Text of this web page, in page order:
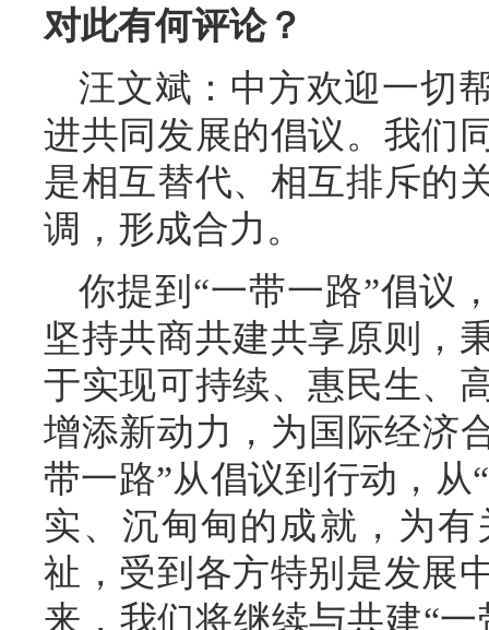
对此有何评论？
汪文斌：中方欢迎一切
进共同发展的倡议。我们
是相互替代、相互排斥的
调，形成合力。
你提到“一带一路”倡议
坚持共商共建共享原则，
于实现可持续、惠民生、
增添新动力，为国际经济
带一路”从倡议到行动，从
实、沉甸甸的成就，为
祉，受到各方特别是发展
来，我们将继续与共建“